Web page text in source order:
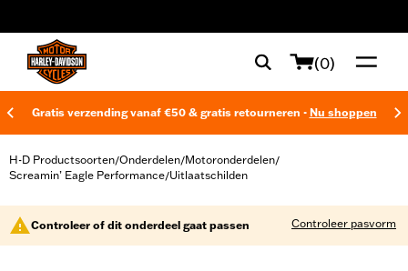
(0)
Gratis verzending vanaf €50 & gratis retourneren - Nu shoppen
H-D Productsoorten/Onderdelen/Motoronderdelen/
Screamin’ Eagle Performance/Uitlaatschilden
Controleer of dit onderdeel gaat passen Controleer pasvorm